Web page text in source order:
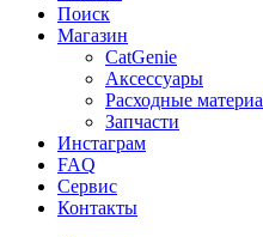
Поиск
Магазин
CatGenie
Аксессуары
Расходные
Запчасти
Инстаграм
FAQ
Сервис
Контакты